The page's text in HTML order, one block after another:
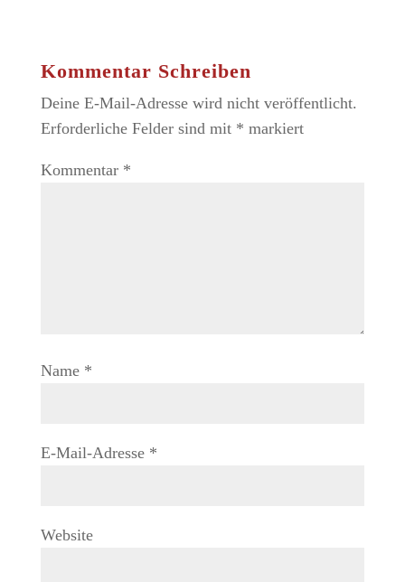
Kommentar Schreiben
Deine E-Mail-Adresse wird nicht veröffentlicht.
Erforderliche Felder sind mit * markiert
Kommentar *
Name *
E-Mail-Adresse *
Website